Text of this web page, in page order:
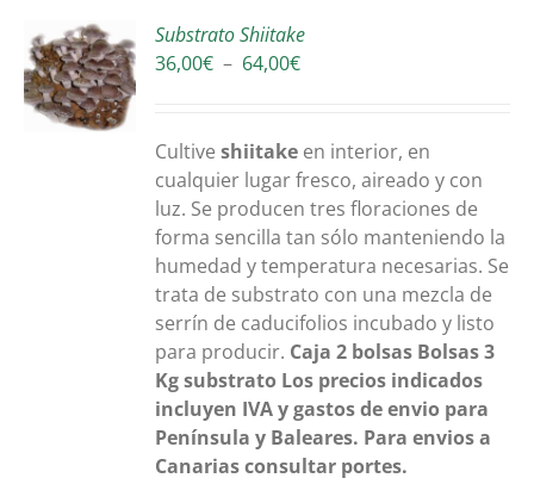
Substrato Shiitake
36,00€ – 64,00€Plage
36,00€
à
64,00€
Cultiveshiitake en interior, en
cualquier lugar fresco, aireado y con
luz. Se producen tres floraciones de
forma sencilla tan sólo manteniendo la
humedad y temperatura necesarias. Se
trata de substrato con una mezcla de
serrín de caducifolios incubado y listo
para producir. Caja 2 bolsas Bolsas 3
Kg substrato Los precios indicados
incluyen IVA y gastos de envio para
Península y Baleares. Para envios a
Canarias consultar portes.